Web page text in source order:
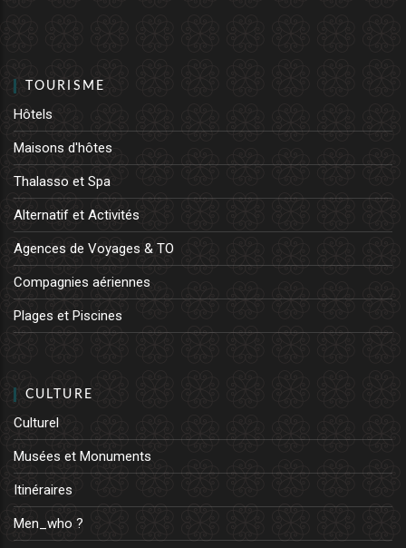
TOURISME
Hôtels
Maisons d'hôtes
Thalasso et Spa
Alternatif et Activités
Agences de Voyages & TO
Compagnies aériennes
Plages et Piscines
CULTURE
Culturel
Musées et Monuments
Itinéraires
Men_who ?